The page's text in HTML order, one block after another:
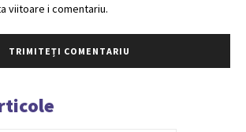
viitoare i comentariu.